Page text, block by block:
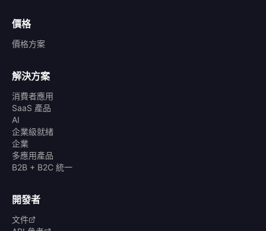
價格
價格方案
解決方案
消費者應用
SaaS 產品
AI
企業級就緒
企業
多應用產品
B2B + B2C 統一
開發者
文件